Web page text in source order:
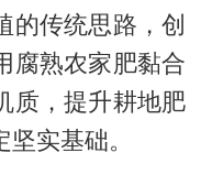
的传统思路，创
腐熟农家肥黏合
质，提升耕地肥
实基础。